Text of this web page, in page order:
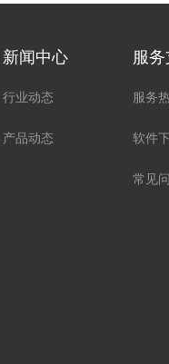
新闻中心
行业动态
产品动态
服
服务
软件
常见